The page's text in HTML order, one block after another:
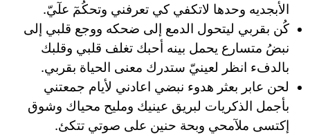
الأبجديه وحدها لاتكفي كي تعرفني وتحكُمٓ علٓيّ.
كُن بقربي ليتحول الدمع إلى ضحكه ووجع قلبي إلى
نبضُ متسارع يحمل بينه أحبك تغلف قلبي وقلبك
بالدفء انظر لعينيّ ستدرك معنى الحياة بقربي.
لحن عابر بعثر هدوء نبضي اعادني لأيام جمعتني
بأجمل الذكريات لبريق عينيك ومليح محياك وشوق
إكتسى ملآمحي وبحة حنين على صوتي تتكئ.